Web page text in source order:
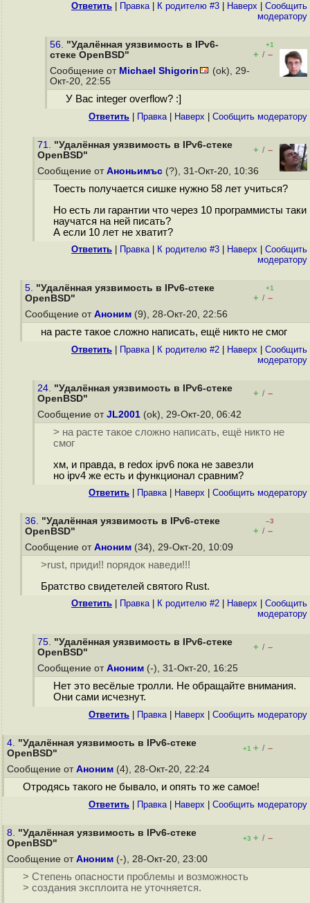
Ответить Правка| К родителю #3 Наверх
Cообщить
модератору
56. "Удалённая уязвимость в IPv6-
стеке OpenBSD"
+1
+ / –
Сообщение от Michael Shigorin
(ok), 29-
Окт-20, 22:55
У Вас integer overflow? :]
Ответить Правка| Наверх Cообщить модератору
71. "Удалённая уязвимость в IPv6-стеке
OpenBSD"
+ / –
Сообщение от Аноньимъс (?), 31-Окт-20, 10:36
Тоесть получается сишке нужно 58 лет учиться?
Но есть ли гарантии что через 10 программисты таки
научатся на ней писать?
А если 10 лет не хватит?
Ответить Правка| К родителю #3 Наверх
Cообщить
модератору
5. "Удалённая уязвимость в IPv6-стеке
OpenBSD"
+1
+ / –
Сообщение от Аноним (9), 28-Окт-20, 22:56
на расте такое сложно написать, ещё никто не смог
Ответить Правка| К родителю #2 Наверх
Cообщить
модератору
24. "Удалённая уязвимость в IPv6-стеке
OpenBSD"
+ / –
Сообщение от JL2001 (ok), 29-Окт-20, 06:42
> на расте такое сложно написать, ещё никто не
смог
хм, и правда, в redox ipv6 пока не завезли
но ipv4 же есть и функционал сравним?
Ответить Правка| Наверх Cообщить модератору
36. "Удалённая уязвимость в IPv6-стеке
OpenBSD"
–3
+ / –
Сообщение от Аноним (34), 29-Окт-20, 10:09
>rust, приди!! порядок наведи!!!
Братство свидетелей святого Rust.
Ответить Правка| К родителю #2 Наверх
Cообщить
модератору
75. "Удалённая уязвимость в IPv6-стеке
OpenBSD"
+ / –
Сообщение от Аноним (-), 31-Окт-20, 16:25
Нет это весёлые тролли. Не обращайте внимания.
Они сами исчезнут.
Ответить Правка| Наверх Cообщить модератору
4. "Удалённая уязвимость в IPv6-стеке
OpenBSD"
+1 + / –
Сообщение от Аноним (4), 28-Окт-20, 22:24
Отродясь такого не бывало, и опять то же самое!
Ответить Правка| Наверх Cообщить модератору
8. "Удалённая уязвимость в IPv6-стеке
OpenBSD"
+3 + / –
Сообщение от Аноним (-), 28-Окт-20, 23:00
> Степень опасности проблемы и возможность
> создания эксплоита не уточняется.